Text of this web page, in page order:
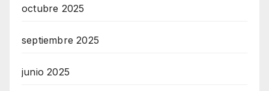
octubre 2025
septiembre 2025
junio 2025